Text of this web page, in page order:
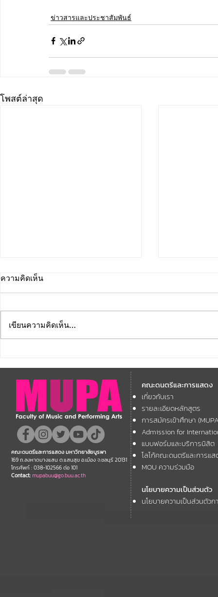
ข่าวสารและประชาสัมพันธ์
โพสต์ล่าสุด
มหาวิทยาลัยบูรพา ขอแสดง
ความยินดี กับคณาจารย์ของ
คณะฯ ที่ได้รับการตอบรับให้นำ
เสนอผลงานวิชาการ ในงาน
ประชุมวิชาการระดับชาติและ
นานาชาติ "ศิลปกรรมวิจัย"
ประจำปี 2569 (FAR 12)
มหาวิทยาลั
โครงการ
11th
Forum
ความคิดเห็น
เขียนความคิดเห็น…
คณะดนตรีและการแสดง
เกี่ยวกับเรา
รายละเอียดหลักสูตร
การสมัครเข้าศึกษา
Admission for
แบบฟอร์มและบริการนิสิต
โลโก้คณะดนตรีและการแส
MOU ความร่วมมือ
นโยบายความเป็นส่วนตัว
นโยบายความเป็นส่วนตัว
คณะดนตรีและการแสดง มหาวิทยาลัยบูรพา
169 ถ.ลงหาดบางแสน ต.แสนสุข อ.เมือง จ.ชลบุรี 20131
โทรศัพท์ : 038-102566 ต่อ 101
Contact:mupabuu@go.buu.ac.th